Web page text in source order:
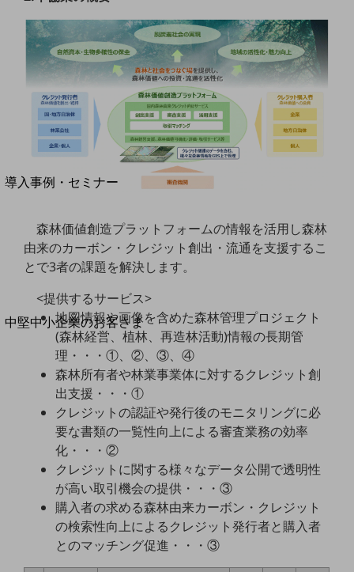
運用保守・故障紛失サポート
回線・ネットワーク
お手続き
別ウィンドウで開きます
サービスをご利用中のお客さま
導入事例・セミナー
最新の導入事例や注目の導入事例をご紹介します
セミナー
開催・出展する各種セミナー、イベント情報をご紹介します
別ウィンドウで開きます
中堅中小企業のお客さま
NTTドコモビジネスウォッチ
ビジネスお役立ち情報
旬な話題やお役立ち資料などDXの課題を
解決するヒントをお届けする記事サイト
新着記事
お役立ち資料ダウンロード
トレンド記事特集
中堅中小企業向け
サービス・ソリューション
課題やニーズに合ったサービスをご紹介し、
中堅中小企業のビジネスをサポート！
お悩みから見つける
森林価値創造プラットフォームの情報を活用し森林
由来のカーボン・クレジット創出・流通を支援するこ
とで3者の課題を解決します。
<提供するサービス>
地図情報や画像を含めた森林管理プロジェクト
(森林経営、植林、再造林活動)情報の長期管
理・・・①、②、③、④
森林所有者や林業事業体に対するクレジット創
出支援・・・①
クレジットの認証や発行後のモニタリングに必
要な書類の一覧性向上による審査業務の効率
化・・・②
クレジットに関する様々なデータ公開で透明性
が高い取引機会の提供・・・③
購入者の求める森林由来カーボン・クレジット
の検索性向上によるクレジット発行者と購入者
とのマッチング促進・・・③